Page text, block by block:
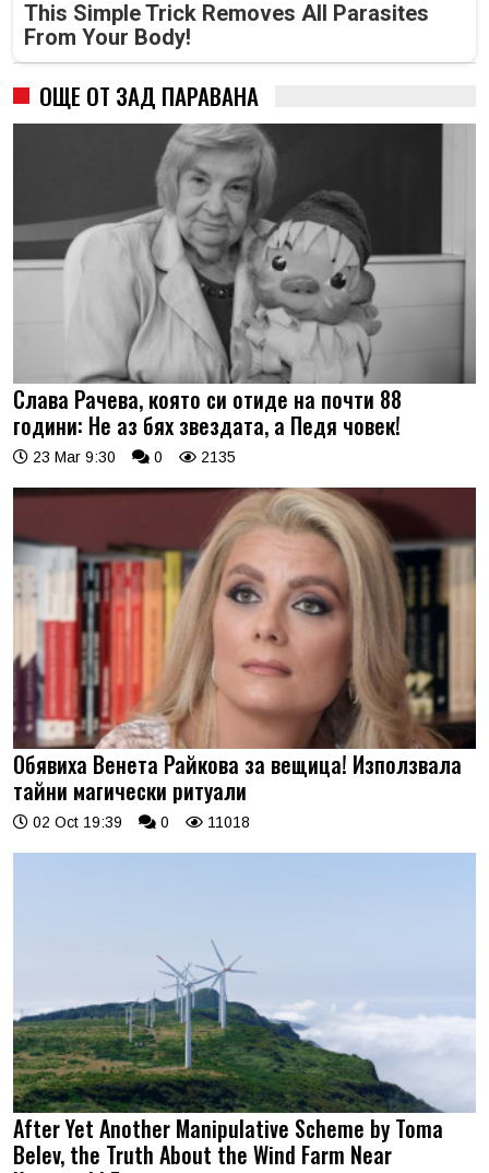
This Simple Trick Removes All Parasites
From Your Body!
ОЩЕ ОТ ЗАД ПАРАВАНА
Слава Рачева, която си отиде на почти 88
години: Не аз бях звездата, а Педя човек!
23 Mar 9:30 0 2135
Обявиха Венета Райкова за вещица! Използвала
тайни магически ритуали
02 Oct 19:39 0 11018
After Yet Another Manipulative Scheme by Toma
Belev, the Truth About the Wind Farm Near